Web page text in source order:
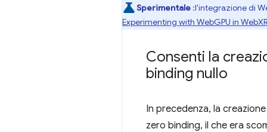
Sperimentale :l'integrazione di
Experimenting with WebGPU in
Consenti la
binding nullo
In precedenza, la
zero binding, il che era